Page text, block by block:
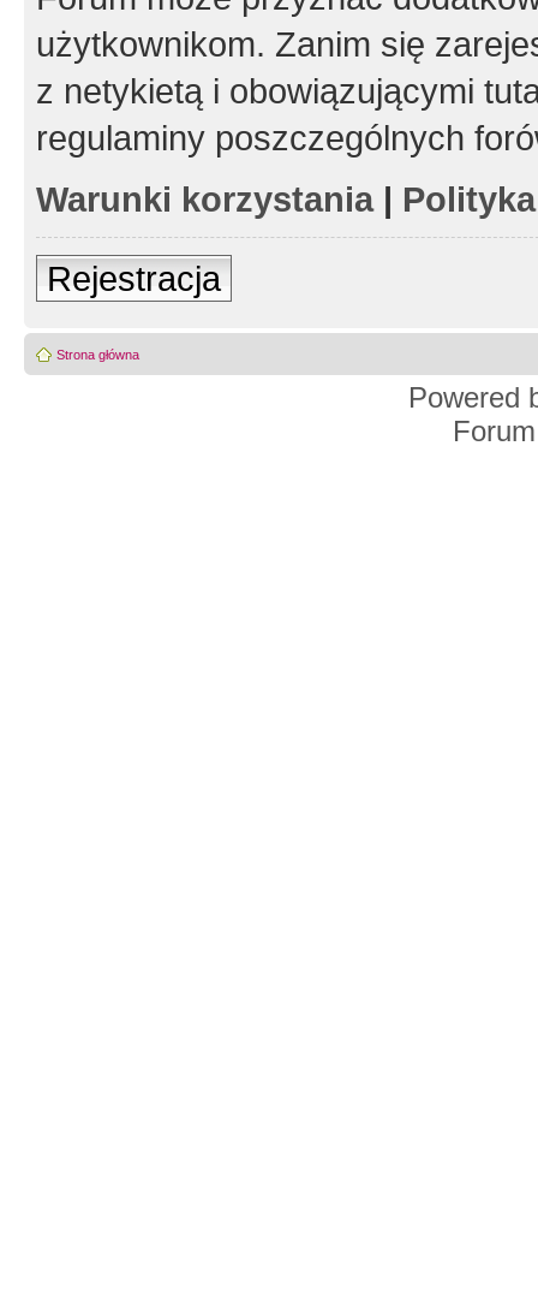
użytkownikom. Zanim się
z netykietą i obowiązującymi
regulaminy poszczególnych
Warunki korzystania|
Rejestracja
Strona główna
Powered